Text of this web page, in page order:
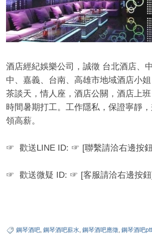
酒店經紀娛樂公司，誠徵 台北酒店、
中、嘉義、台南、高雄市地域酒店小姐
茶談天，情人座，酒店公關，酒店上
時間暑期打工。工作隱私，保證寧靜
領高薪。
☞ 歡送LINE ID: ☞ [聯繫請洽右邊按
☞ 歡送微疑 ID: ☞ [客服請洽右邊按鈕]
鋼琴酒吧, 鋼琴酒吧薪水, 鋼琴酒吧應徵, 鋼琴酒吧ptt